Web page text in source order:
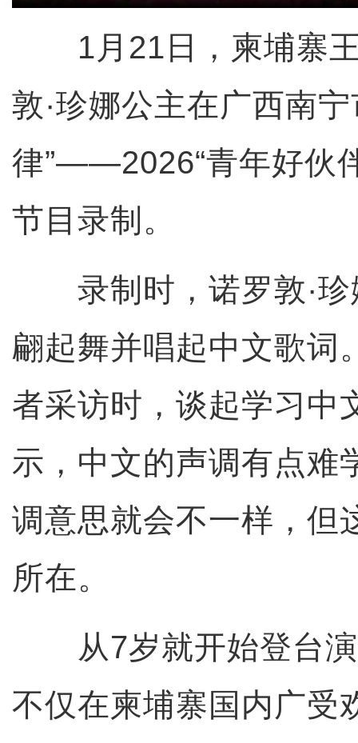
1月21日，柬埔寨王
敦·珍娜公主在广西南
律”——2026“青年好伙
节目录制。
录制时，诺罗敦·珍
翩起舞并唱起中文歌词
者采访时，谈起学习中
示，中文的声调有点难
调意思就会不一样，但
所在。
从7岁就开始登台演
不仅在柬埔寨国内广受